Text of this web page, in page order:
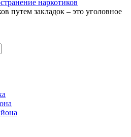
наркотиков
путем закладок – это уголовное